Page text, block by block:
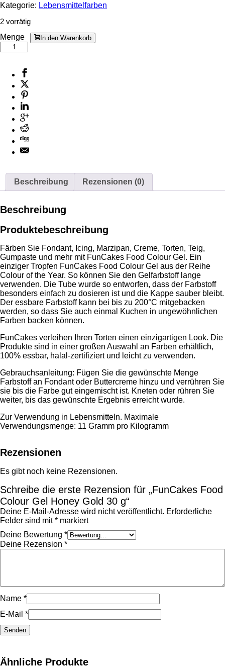
Kategorie: Lebensmittelfarben
2 vorrätig
Menge In den Warenkorb
Beschreibung Rezensionen (0)
Beschreibung
Produktebeschreibung
Färben Sie Fondant, Icing, Marzipan, Creme, Torten, Teig,
Gumpaste und mehr mit FunCakes Food Colour Gel. Ein
einziger Tropfen FunCakes Food Colour Gel aus der Reihe
Colour of the Year. So können Sie den Gelfarbstoff lange
verwenden. Die Tube wurde so entworfen, dass der Farbstoff
besonders einfach zu dosieren ist und die Kappe sauber bleibt.
Der essbare Farbstoff kann bei bis zu 200°C mitgebacken
werden, so dass Sie auch einmal Kuchen in ungewöhnlichen
Farben backen können.
FunCakes verleihen Ihren Torten einen einzigartigen Look. Die
Produkte sind in einer großen Auswahl an Farben erhältlich,
100% essbar, halal-zertifiziert und leicht zu verwenden.
Gebrauchsanleitung: Fügen Sie die gewünschte Menge
Farbstoff an Fondant oder Buttercreme hinzu und verrühren Sie
sie bis die Farbe gut eingemischt ist. Kneten oder rühren Sie
weiter, bis das gewünschte Ergebnis erreicht wurde.
Zur Verwendung in Lebensmitteln. Maximale
Verwendungsmenge: 11 Gramm pro Kilogramm
Rezensionen
Es gibt noch keine Rezensionen.
Schreibe die erste Rezension für „FunCakes Food
Colour Gel Honey Gold 30 g“
Deine E-Mail-Adresse wird nicht veröffentlicht. Erforderliche
Felder sind mit* markiert
Deine Bewertung *
Deine Rezension *
Name *
E-Mail *
Ähnliche Produkte